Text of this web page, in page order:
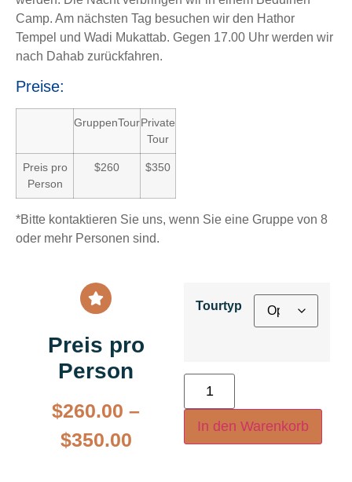
Camp. Am nächsten Tag besuchen wir den Hathor
Tempel und Wadi Mukattab. Gegen 17.00 Uhr werden wir
nach Dahab zurückfahren.
Preise:
GruppenTourPrivate
Tour
Preis pro
Person
$260 $350
*Bitte kontaktieren Sie uns, wenn Sie eine Gruppe von 8
oder mehr Personen sind.
Preis pro
Person
$260.00 –
$350.00
Tourtyp
In den Warenkorb